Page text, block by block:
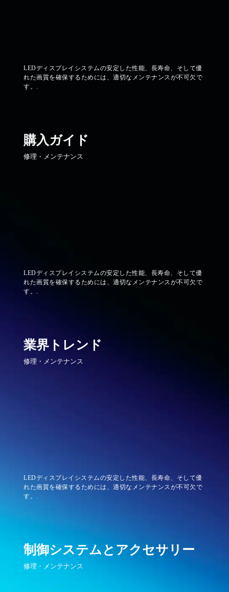
LEDディスプレイシステムの安定した性能、長寿命、そして優
れた画質を確保するためには、適切なメンテナンスが不可欠で
す。.
購入ガイド
修理・メンテナンス
LEDディスプレイシステムの安定した性能、長寿命、そして優
れた画質を確保するためには、適切なメンテナンスが不可欠で
す。.
業界トレンド
修理・メンテナンス
LEDディスプレイシステムの安定した性能、長寿命、そして優
れた画質を確保するためには、適切なメンテナンスが不可欠で
す。.
制御システムとアクセサリー
修理・メンテナンス